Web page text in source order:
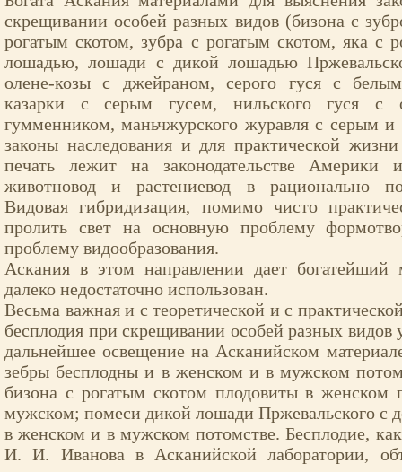
скрещивании особей разных видов (бизона с
рогатым скотом, зубра с рогатым скотом, яка с
лошадью, лошади с дикой лошадью
олене-козы с джейраном, серого гуся с
казарки с серым гусем, нильского гуся с
гумменником, маньчжурского журавля с серым
законы наследования и для практической
печать лежит на законодательстве Америки
животновод и растениевод в рационально
Видовая гибридизация, помимо чисто
пролить свет на основную проблему
проблему видообразования.
Аскания в этом направлении дает богатейший
далеко недостаточно использован.
Весьма важная и с теоретической и с
бесплодия при скрещивании особей разных
дальнейшее освещение на Асканийском
зебры бесплодны и в женском и в мужском
бизона с рогатым скотом плодовиты в женском
мужском; помеси дикой лошади Пржевальского с
в женском и в мужском потомстве. Бесплодие,
И. И. Иванова в Асканийской лаборатории,